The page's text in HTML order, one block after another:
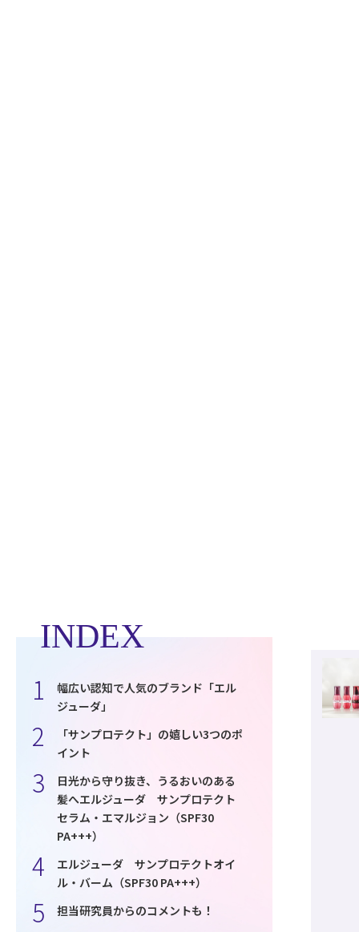
INDEX
幅広い認知で人気のブランド「エル
ジューダ」
「サンプロテクト」の嬉しい3つのポ
イント
日光から守り抜き、うるおいのある
髪へエルジューダ サンプロテクト
セラム・エマルジョン（SPF30
PA+++）
エルジューダ サンプロテクトオイ
ル・バーム（SPF30 PA+++）
担当研究員からのコメントも！